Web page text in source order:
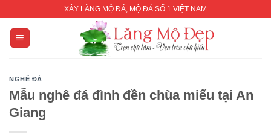
content
XÂY LĂNG MỘ ĐÁ, MỘ ĐÁ SỐ 1 VIỆT NAM
NGHÊ ĐÁ
Mẫu nghê đá đình đền chùa miếu tại An
Giang